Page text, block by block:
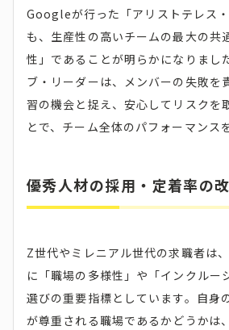
Googleが行った「アリストテレス
も、生産性の高いチームの最大の共
性」であることが明らかになりまし
ブ・リーダーは、メンバーの失敗を
習の機会と捉え、安心してリスクを
とで、チーム全体のパフォーマンス
優秀人材の採用・定着率の
Z世代やミレニアル世代の求職者は
に「職場の多様性」や「インクルー
選びの重要指標としています。自身
が尊重される職場であるかどうかは